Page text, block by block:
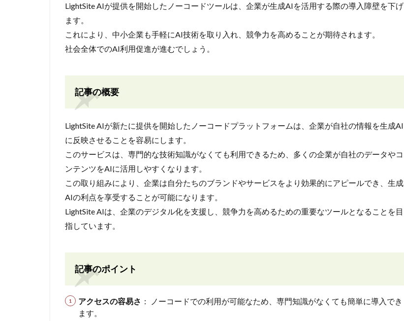
LightSite AIが提供を開始したノーコードツールは、企業が生成AIを活用する際の導入障壁を下げ
ます。
これにより、中小企業も手軽にAI技術を取り入れ、競争力を高めることが期待されます。
社会全体でのAI利用促進が進むでしょう。
記事の概要
LightSite AIが新たに提供を開始したノーコードプラットフォームは、企業が自社の情報を生成AI
に反映させることを容易にします。
このサービスは、専門的な技術知識がなくても利用できるため、多くの企業が自社のデータやコ
ンテンツをAIに活用しやすくなります。
この取り組みにより、企業は自分たちのブランドやサービスをより効果的にアピールでき、生成
AIの利点を享受することが可能になります。
LightSite AIは、企業のデジタル化を支援し、競争力を高めるための重要なツールとなることを目
指しています。
記事のポイント
アクセスの容易さ ： ノーコードでの利用が可能なため、専門知識がなくても簡単に導入でき
ます。